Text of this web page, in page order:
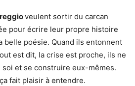
veulent sortir du carcan
pour écrire leur propre histoire
belle poésie. Quand ils entonnent
est dit, la crise est proche, ils ne
soi et se construire eux-mêmes.
fait plaisir à entendre.